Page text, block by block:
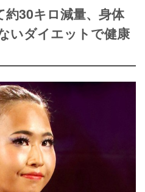
30キロ減量、身体
いダイエットで健康